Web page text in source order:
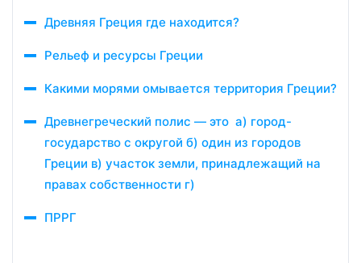
Древняя Греция где находится?
Рельеф и ресурсы Греции
Какими морями омывается территория Греции?
Древнегреческий полис — это а) город-
государство с округой б) один из городов
Греции в) участок земли, принадлежащий на
правах собственности г)
ПРРГ